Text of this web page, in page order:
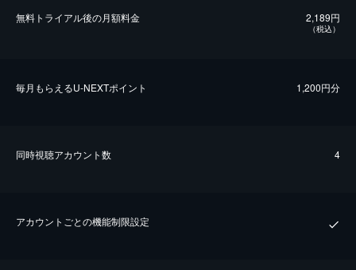
無料トライアル後の⽉額料金 2,189円
（税込）
毎⽉もらえるU-NEXTポイント 1,200円分
同時視聴アカウント数 4
アカウントごとの機能制限設定